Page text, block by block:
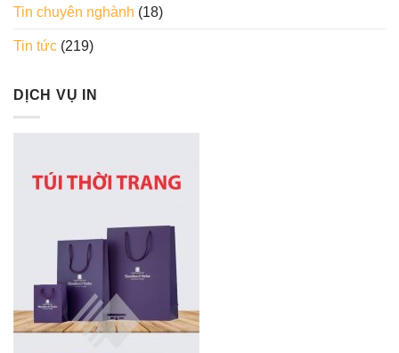
Tin chuyên nghành (18)
Tin tức (219)
DỊCH VỤ IN